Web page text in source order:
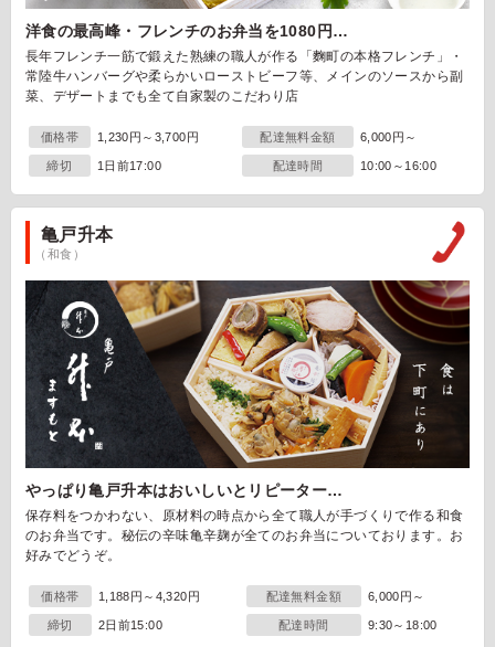
洋食の最高峰・フレンチのお弁当を1080円…
長年フレンチ一筋で鍛えた熟練の職人が作る「麴町の本格フレンチ」・
常陸牛ハンバーグや柔らかいローストビーフ等、メインのソースから副
菜、デザートまでも全て自家製のこだわり店
価格帯 1,230円～3,700円 配達無料金額 6,000円～
締切 1日前17:00 配達時間 10:00～16:00
亀戸升本
（和食）
やっぱり亀戸升本はおいしいとリピーター…
保存料をつかわない、原材料の時点から全て職人が手づくりで作る和食
のお弁当です。秘伝の辛味亀辛麹が全てのお弁当についております。お
好みでどうぞ。
価格帯 1,188円～4,320円 配達無料金額 6,000円～
締切 2日前15:00 配達時間 9:30～18:00